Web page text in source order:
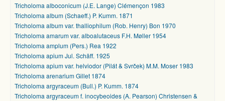
Tricholoma alboconicum (J.E. Lange) Clémençon 1983
Tricholoma album (Schaeff.) P. Kumm. 1871
Tricholoma album var. thalliophilum (Rob. Henry) Bon 1970
Tricholoma amarum var. alboalutaceus F.H. Møller 1954
Tricholoma amplum (Pers.) Rea 1922
Tricholoma apium Jul. Schäff. 1925
Tricholoma apium var. helviodor (Pilát & Svrček) M.M. Moser 1983
Tricholoma arenarium Gillet 1874
Tricholoma argyraceum (Bull.) P. Kumm. 1874
Tricholoma argyraceum f. inocybeoides (A. Pearson) Christensen &